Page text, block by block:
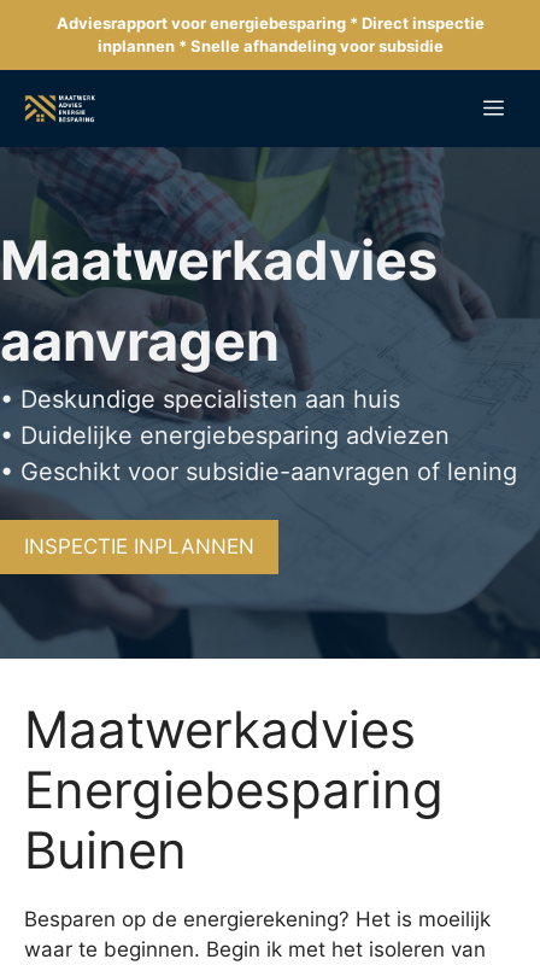
de
inhoud
Adviesrapport voor energiebesparing * Direct inspectie
inplannen * Snelle afhandeling voor subsidie
Maatwerkadvies
aanvragen
• Deskundige specialisten aan huis
• Duidelijke energiebesparing adviezen
• Geschikt voor subsidie-aanvragen of lening
INSPECTIE INPLANNEN
Maatwerkadvies
Energiebesparing
Buinen
Besparen op de energierekening? Het is moeilijk
waar te beginnen. Begin ik met het isoleren van